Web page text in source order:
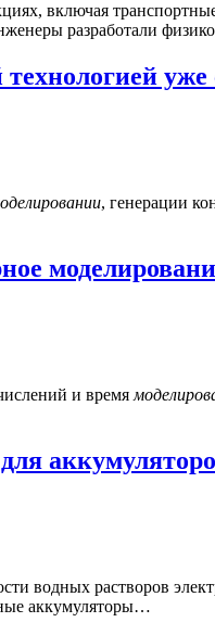
включая
разработали
уже
, генерации
и время
водных растворов
аккумуляторы…